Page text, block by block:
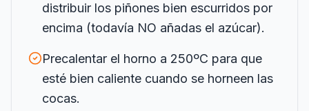
distribuir los piñones bien escurridos por
encima (todavía NO añadas el azúcar).
Precalentar el horno a 250ºC para que
esté bien caliente cuando se horneen las
cocas.